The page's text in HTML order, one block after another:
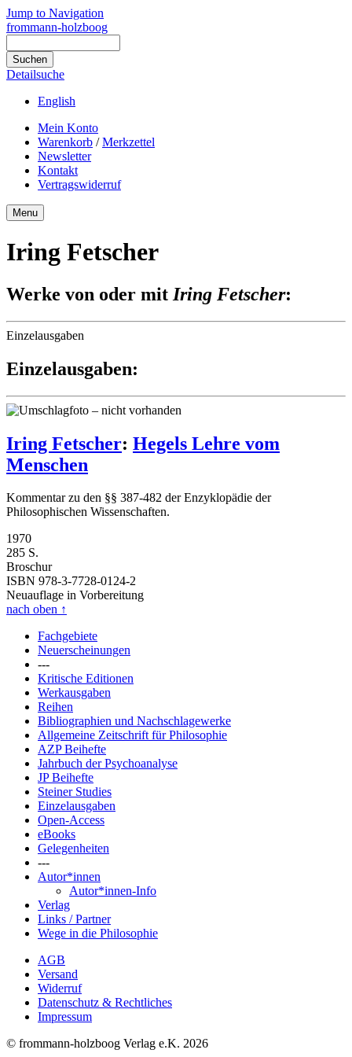
Jump to Navigation
frommann-holzboog
Detailsuche
English
Mein Konto
Warenkorb /Merkzettel
Newsletter
Kontakt
Vertragswiderruf
Menu
Iring Fetscher
Werke von oder mit Iring Fetscher:
Einzelausgaben
Einzelausgaben:
Iring Fetscher: Hegels Lehre vom
Menschen
Kommentar zu den §§ 387-482 der Enzyklopädie der
Philosophischen Wissenschaften.
1970
285 S.
Broschur
ISBN 978-3-7728-0124-2
Neuauflage in Vorbereitung
nach oben ↑
Fachgebiete
Neuerscheinungen
---
Kritische Editionen
Werkausgaben
Reihen
Bibliographien und Nachschlagewerke
Allgemeine Zeitschrift für Philosophie
AZP Beihefte
Jahrbuch der Psychoanalyse
JP Beihefte
Steiner Studies
Einzelausgaben
Open-Access
eBooks
Gelegenheiten
---
Autor*innen
Autor*innen-Info
Verlag
Links / Partner
Wege in die Philosophie
AGB
Versand
Widerruf
Datenschutz & Rechtliches
Impressum
© frommann-holzboog Verlag e.K. 2026